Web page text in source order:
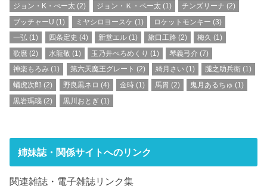
ジョン・K・ぺー太 (2) ジョン・Ｋ・ペー太 (1) チンズリーナ (2)
ブッチャーU (1) ミヤシロヨースケ (1) ロケットモンキー (3)
一弘 (1) 四条定史 (4) 新堂エル(1) 旅口工路 (2) 梅久 (1)
歌麿 (2) 水龍敬 (1) 玉乃井ぺろめくり (1) 琴義弓介 (7)
神楽もろみ (1) 第六天魔王グレート (2) 綺月さい(1) 腿之助兵衛 (1)
蛹虎次郎 (2) 野良黒ネロ (4) 金時(1) 馬胃 (2) 鬼月あるちゅ (1)
黒岩瑪瑙 (2) 黒川おとぎ (1)
姉妹誌・関係サイトへのリンク
関連雑誌・電子雑誌リンク集